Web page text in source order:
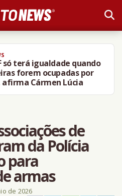
só terá igualdade quando
forem ocupadas por
Cármen Lúcia
de
da Polícia
para
armas
de 2026